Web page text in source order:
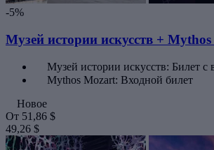
-5%
Музей истории искусств +
Музей истории искусств: Билет с
Mythos Mozart: Входной билет
Новое
От 51,86 $
49,26 $